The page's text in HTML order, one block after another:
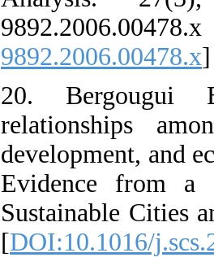
9892.2006.00478.x]
20. Bergougui
relationships
development, and
Evidence from a
Sustainable Cities
[DOI:10.1016/